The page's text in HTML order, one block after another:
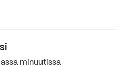
minuutissa